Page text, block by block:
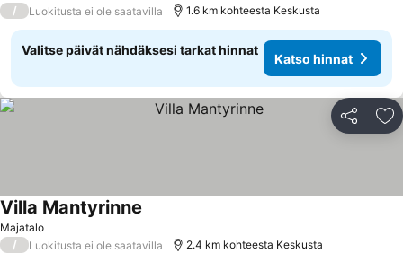
/ Luokitusta ei ole saatavilla 1.6 km kohteesta Keskusta
Valitse päivät nähdäksesi tarkat hinnat
Katso hinnat
Jaa
Majatalo
Villa Mantyrinne
/ Luokitusta ei ole saatavilla 2.4 km kohteesta Keskusta